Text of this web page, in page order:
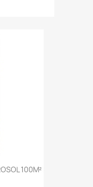
100M²